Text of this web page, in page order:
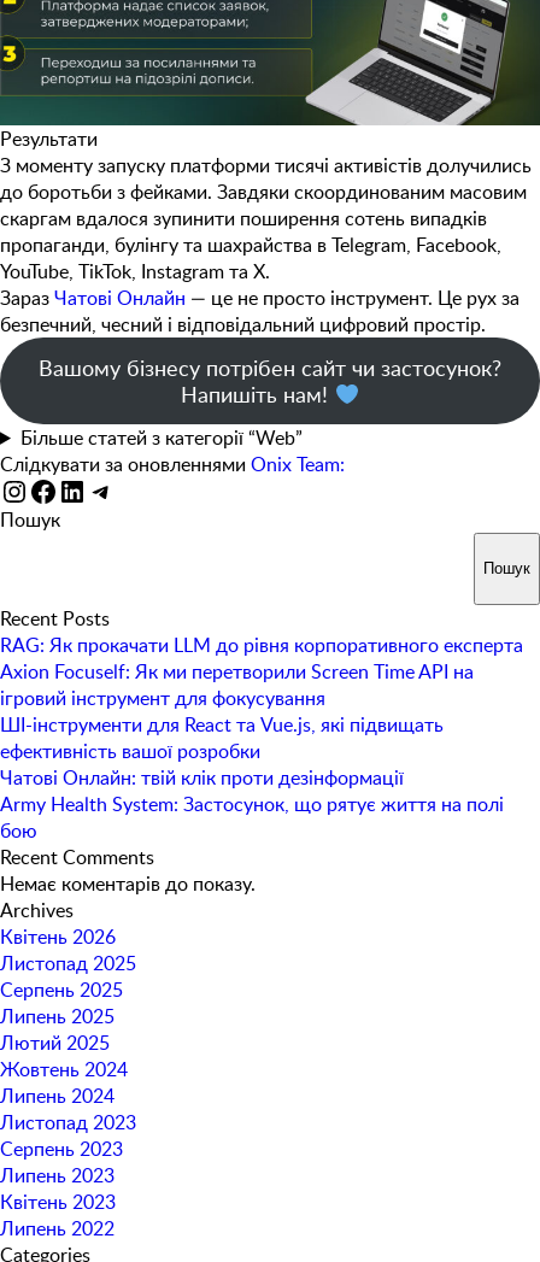
Результати
З моменту запуску платформи тисячі активістівдолучились
до боротьби з фейками. Завдяки скоординованим масовим
скаргам вдалося зупинити поширення сотень випадків
пропаганди, булінгу та шахрайства в Telegram, Facebook,
YouTube, TikTok, Instagram та X.
ЗаразЧатові Онлайн — це не просто інструмент. Це рух за
безпечний, чесний і відповідальний цифровий простір.
Вашому бізнесу потрібен сайт чи застосунок?
Напишіть нам!
Більше статей з категорії “Web”
Слідкувати за оновленнями Onix Team:
Instagram
Facebook
LinkedIn
Telegram
Пошук
Пошук
Recent Posts
RAG: Як прокачати LLM до рівня корпоративного експерта
Axion Focuself: Як ми перетворили Screen Time API на
ігровий інструмент для фокусування
ШІ-інструменти для React та Vue.js, які підвищать
ефективність вашої розробки
Чатові Онлайн: твій клік проти дезінформації
Army Health System: Застосунок, що рятує життя на полі
бою
Recent Comments
Немає коментарів до показу.
Archives
Квітень 2026
Листопад 2025
Серпень 2025
Липень 2025
Лютий 2025
Жовтень 2024
Липень 2024
Листопад 2023
Серпень 2023
Липень 2023
Квітень 2023
Липень 2022
Categories